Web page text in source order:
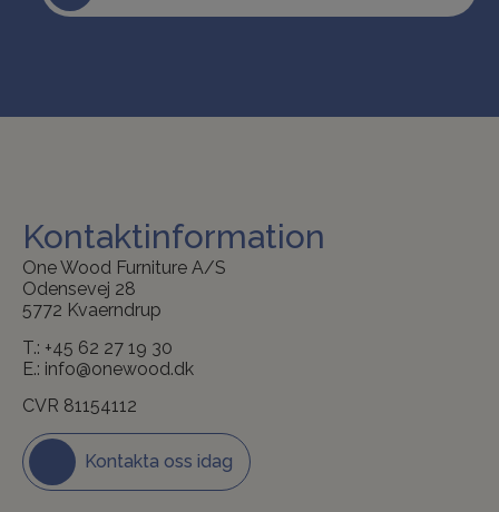
Kontaktinformation
One Wood Furniture A/S
Odensevej 28
5772 Kvaerndrup
T.: +45 62 27 19 30
E.: info@onewood.dk
CVR 81154112
Kontakta oss idag